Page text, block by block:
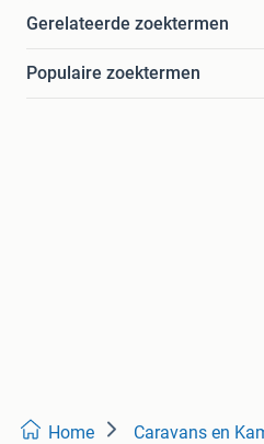
Gerelateerde zoektermen
Populaire zoektermen
Home Caravans en